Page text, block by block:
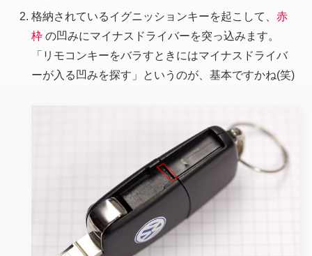
格納されているイグニッションキーを起こして、赤
枠 の凹みにマイナスドライバーを突っ込みます。
「リモコンキーをバラすときにはマイナスドライバ
ーが入る凹みを探す」というのが、基本ですかね(笑)